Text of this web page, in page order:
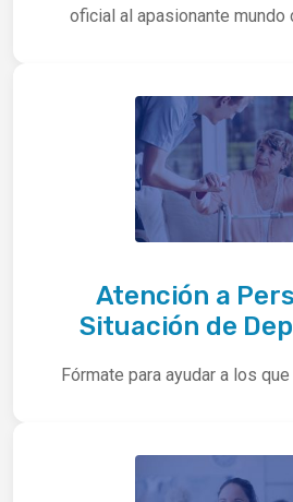
oficial al apasionante mundo
Atención a
Situación de
Fórmate para ayudar a los